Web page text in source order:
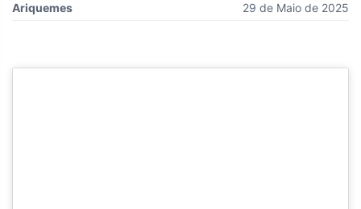
Ariquemes 29 de Maio de 2025